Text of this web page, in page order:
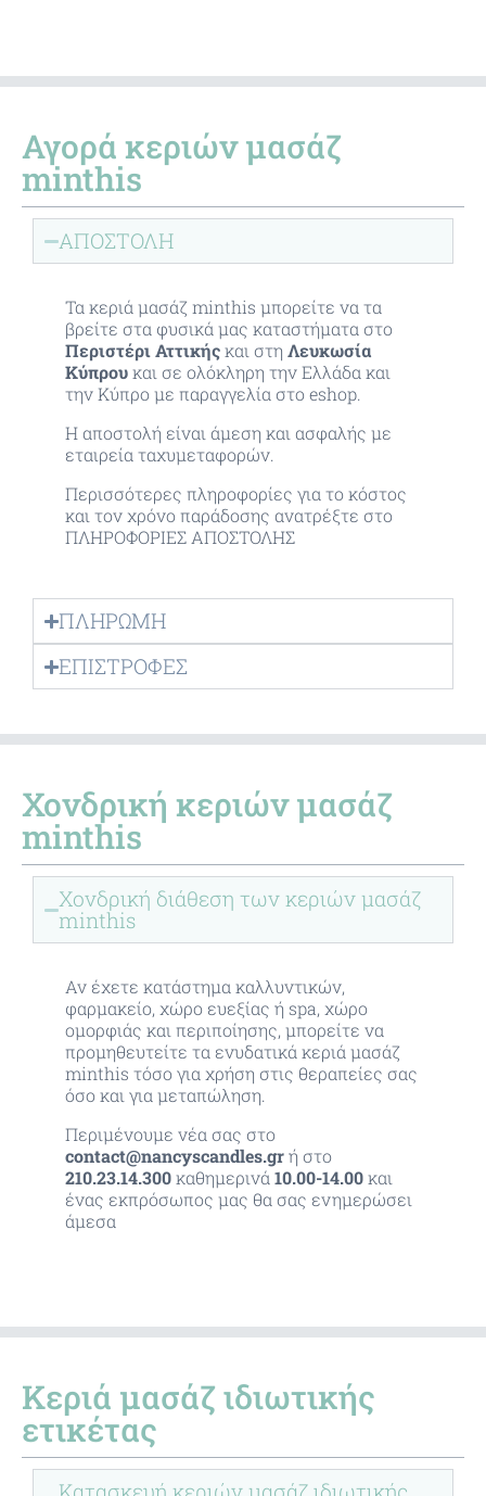
Αγορά κεριών μασάζ
minthis
ΑΠΟΣΤΟΛΗ
Τα κεριά μασάζ minthis μπορείτε να τα
βρείτε στα φυσικά μας καταστήματα στο
Περιστέρι Αττικήςκαι στη Λευκωσία
Κύπρουκαι σε ολόκληρη την Ελλάδα και
την Κύπρο με παραγγελία στο eshop.
Η αποστολή είναι άμεση και ασφαλής με
εταιρεία ταχυμεταφορών.
Περισσότερες πληροφορίες για το κόστος
και τον χρόνο παράδοσης ανατρέξτε στο
ΠΛΗΡΟΦΟΡΙΕΣ ΑΠΟΣΤΟΛΗΣ
ΠΛΗΡΩΜΗ
ΕΠΙΣΤΡΟΦΕΣ
Χονδρική κεριών μασάζ
minthis
Χονδρική διάθεση των κεριών μασάζ
minthis
Αν έχετε κατάστημα καλλυντικών,
φαρμακείο, χώρο ευεξίας ή spa, χώρο
ομορφιάς και περιποίησης, μπορείτε να
προμηθευτείτε τα ενυδατικά κεριά μασάζ
minthis τόσο για χρήση στις θεραπείες σας
όσο και για μεταπώληση.
Περιμένουμε νέα σας στο
contact@nancyscandles.grή στο
210.23.14.300καθημερινά 10.00-14.00και
ένας εκπρόσωπος μας θα σας ενημερώσει
άμεσα
Κεριά μασάζ ιδιωτικής
ετικέτας